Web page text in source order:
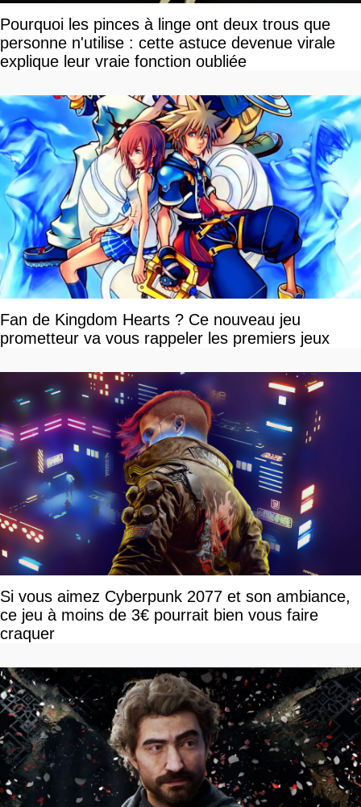
Pourquoi les pinces à linge ont deux trous que
personne n'utilise : cette astuce devenue virale
explique leur vraie fonction oubliée
Fan de Kingdom Hearts ? Ce nouveau jeu
prometteur va vous rappeler les premiers jeux
Si vous aimez Cyberpunk 2077 et son ambiance,
ce jeu à moins de 3€ pourrait bien vous faire
craquer